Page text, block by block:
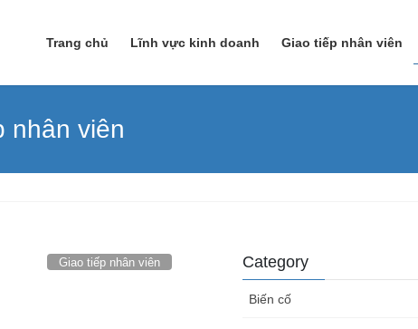
Trang chủ Lĩnh vực kinh doanh Giao tiếp nhân viên
日本語
nhân viên
Giao tiếp nhân viên Category
Biến cố